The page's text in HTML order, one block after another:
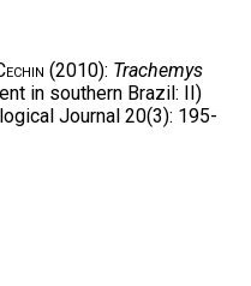
(2010): Trachemys
in southern Brazil: II)
Journal 20(3): 195-